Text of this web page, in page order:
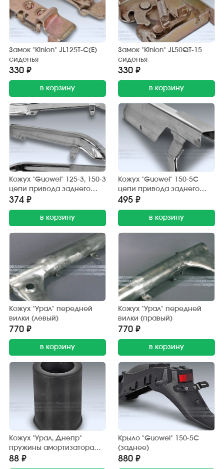
Замок "Kinlon" JL125T-C(E)
сиденья
330 ₽
в корзину
Замок "Kinlon" JL50QT-15
сиденья
330 ₽
в корзину
Кожух "Guowei" 125-3, 150-3
цепи привода заднего
колеса (защитный) хром.
374 ₽
в корзину
Кожух "Guowei" 150-5С
цепи привода заднего
колеса (защитный) хром.
495 ₽
в корзину
Кожух "Урал" передней
вилки (левый)
770 ₽
в корзину
Кожух "Урал" передней
вилки (правый)
770 ₽
в корзину
Кожух "Урал, Днепр"
пружины амортизатора
(пластик)
88 ₽
Крыло "Guowei" 150-5С
(заднее)
880 ₽